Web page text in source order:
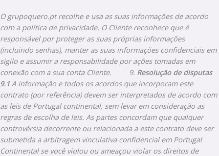
O grupoquero.pt recolhe e usa as suas informações de acordo
com a política de privacidade. O Cliente reconhece que é
responsável por proteger as suas próprias informações
(incluindo senhas), manter as suas informações confidenciais em
sigilo e assumir a responsabilidade por ações tomadas em
conexão com a sua conta Cliente.
9. Resolução de disputas
9.1 A informação e todos os acordos que incorporam este
contrato (por referência) devem ser interpretados de acordo com
as leis de Portugal continental, sem levar em consideração as
regras de escolha de leis. As partes concordam que qualquer
controvérsia decorrente ou relacionada a este contrato deve ser
submetida a arbitragem vinculativa confidencial em Portugal
Continental se você violou ou ameaçou violar os direitos de